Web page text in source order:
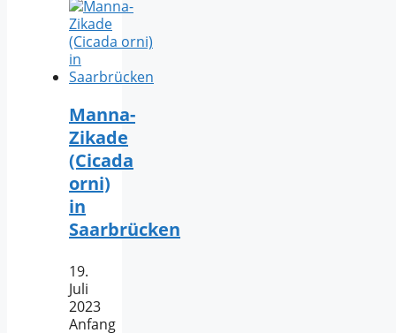
Manna-
Zikade
(Cicada
orni)
in
Saarbrücken
19.
Juli
2023
Anfang